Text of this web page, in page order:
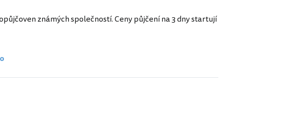
známých společností. Ceny půjčení na 3 dny startují